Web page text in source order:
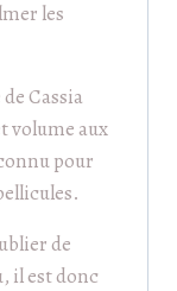
les
Cassia
volume aux
pour
de
il est donc